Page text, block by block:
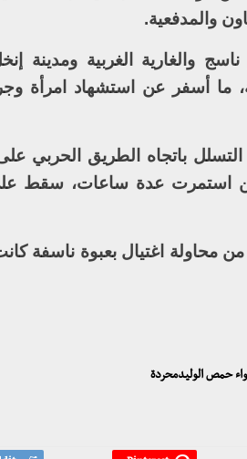
والمدفعية.
والغارية الغربية ومدينة
ما أسفر عن استشهاد امرأة
باتجاه الطريق الحربي
استمرت عدة ساعات، سقط
من محاولة اغتيال بعبوة ناسفة
حمص الوليدمحردة